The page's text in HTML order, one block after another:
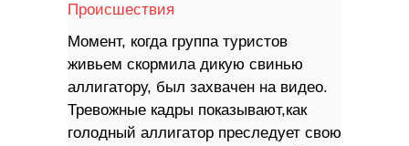
Происшествия
Момент, когда группа туристов
живьем скормила дикую свинью
аллигатору, был захвачен на видео.
Тревожные кадры показывают,как
голодный аллигатор преследует свою